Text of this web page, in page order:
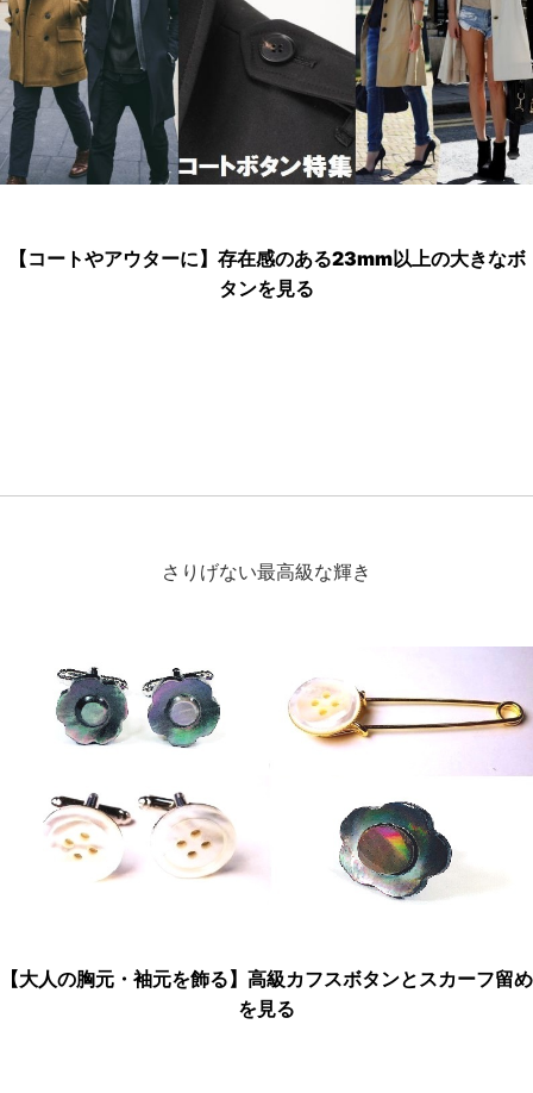
【コートやアウターに】存在感のある23mm以上の大きなボ
タンを見る
さりげない最高級な輝き
【大人の胸元・袖元を飾る】高級カフスボタンとスカーフ留め
を見る